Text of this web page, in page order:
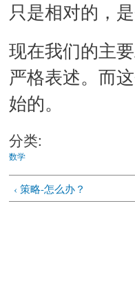
只是相对的，
现在我们的主
严格表述。而
始的。
分类:
数学
‹ 策略-怎么办？